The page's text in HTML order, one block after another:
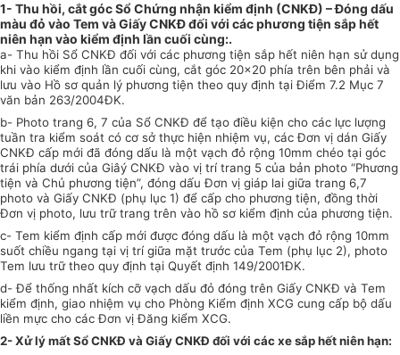
1- Thu hồi, cắt góc Sổ Chứng nhận kiểm định (CNKĐ) – Đóng dấu
màu đỏ vào Tem và Giấy CNKĐ đối với các phương tiện sắp hết
niên hạn vào kiểm định lần cuối cùng:.
a- Thu hồi Sổ CNKĐ đối với các phương tiện sắp hết niên hạn sử dụng
khi vào kiểm định lần cuối cùng, cắt góc 20x20 phía trên bên phải và
lưu vào Hồ sơ quản lý phương tiện theo quy định tại Điểm 7.2 Mục 7
văn bản 263/2004ĐK.
b- Photo trang 6, 7 của Sổ CNKĐ để tạo điều kiện cho các lực lượng
tuần tra kiểm soát có cơ sở thực hiện nhiệm vụ, các Đơn vị dán Giấy
CNKĐ cấp mới đã đóng dấu là một vạch đỏ rộng 10mm chéo tại góc
trái phía dưới của Giâý CNKĐ vào vị trí trang 5 của bản photo “Phương
tiện và Chủ phương tiện”, đóng dấu Đơn vị giáp lai giữa trang 6,7
photo và Giấy CNKĐ (phụ lục 1) để cấp cho phương tiện, đồng thời
Đơn vị photo, lưu trữ trang trên vào hồ sơ kiểm định của phương tiện.
c- Tem kiểm định cấp mới được đóng dấu là một vạch đỏ rộng 10mm
suốt chiều ngang tại vị trí giữa mặt trước của Tem (phụ lục 2), photo
Tem lưu trữ theo quy định tại Quyết định 149/2001ĐK.
d- Để thống nhất kích cỡ vạch dấu đỏ đóng trên Giấy CNKĐ và Tem
kiểm định, giao nhiệm vụ cho Phòng Kiểm định XCG cung cấp bộ dấu
liền mực cho các Đơn vị Đăng kiểm XCG.
2- Xử lý mất Sổ CNKĐ và Giấy CNKĐ đối với các xe sắp hết niên hạn: